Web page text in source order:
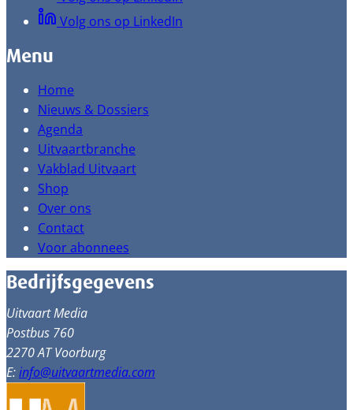
Volg ons op LinkedIn
Menu
Home
Nieuws & Dossiers
Agenda
Uitvaartbranche
Vakblad Uitvaart
Shop
Over ons
Contact
Voor abonnees
Bedrijfsgegevens
Uitvaart Media
Postbus 760
2270 AT Voorburg
E:info@uitvaartmedia.com